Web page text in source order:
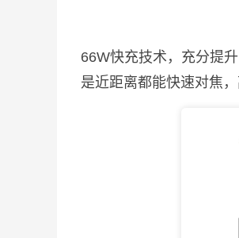
66W快充技术，充分提
是近距离都能快速对焦，